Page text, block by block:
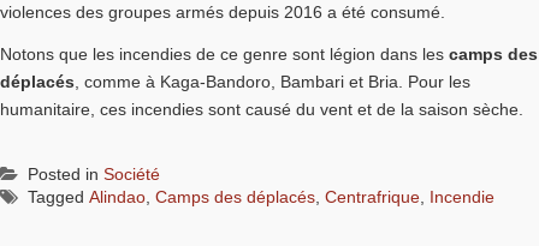
violences des groupes armés depuis 2016 a été consumé.
Notons que les incendies de ce genre sont légion dans les camps des
déplacés, comme à Kaga-Bandoro, Bambari et Bria. Pour les
humanitaire, ces incendies sont causé du vent et de la saison sèche.
Posted in Société
Tagged Alindao Camps des déplacés Centrafrique Incendie